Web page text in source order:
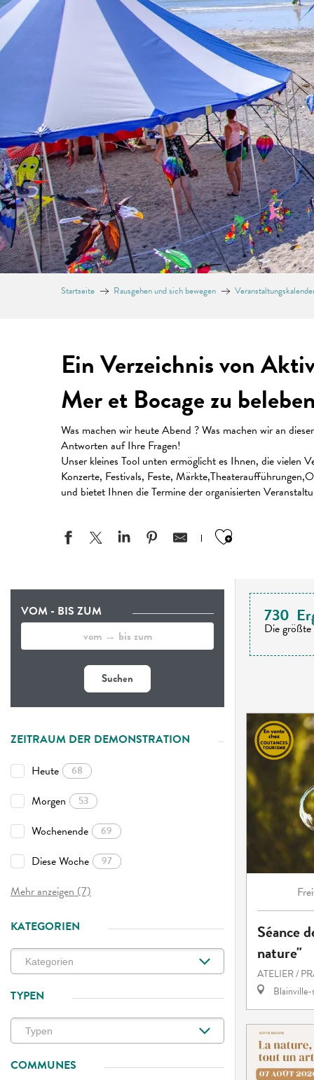
Startseite Rausgehen und sich bewegen
Ein Verzeichnis von
Mer et Bocage zu
Was machen wir heute Abend ? Was machen wir an
Antworten auf Ihre Fragen!
Unser kleines Tool unten ermöglicht es Ihnen, die vielen
Konzerte, Festivals, Feste,
und bietet Ihnen die Termine der organisierten
Ajouter aux
VOM - BIS ZUM
Suchen
ZEITRAUM DER DEMONSTRATION
Heute
68
Morgen 53
Wochenende 69
Diese Woche 97
Mehr anzeigen (7)
KATEGORIEN
TYPEN
COMMUNES
730
Die
Séance
nature"
ATELIER /